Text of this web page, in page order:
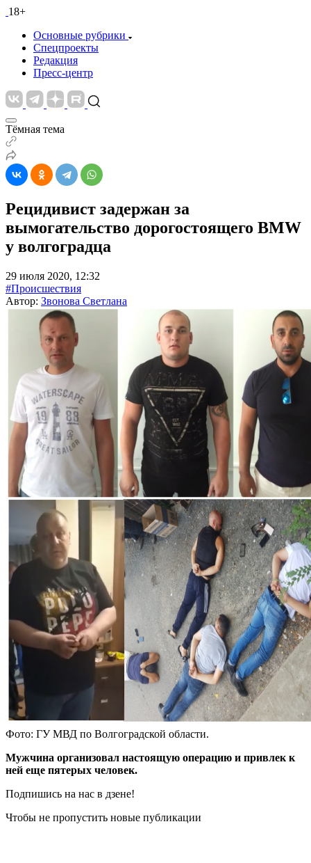
18+
Основные рубрики
Спецпроекты
Редакция
Пресс-центр
Тёмная тема
Рецидивист задержан за
вымогательство дорогостоящего BMW
у волгоградца
29 июля 2020, 12:32
#Происшествия
Автор: Звонова Светлана
Фото: ГУ МВД по Волгоградской области.
Мужчина организовал настоящую операцию и привлек к
ней еще пятерых человек.
Подпишись на нас в дзене!
Чтобы не пропустить новые публикации